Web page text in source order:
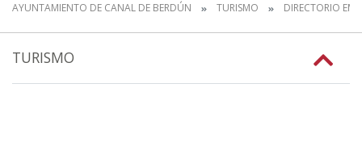
AYUNTAMIENTO DE CANAL DE BERDÚN TURISMO DIRECTORIO
TURISMO